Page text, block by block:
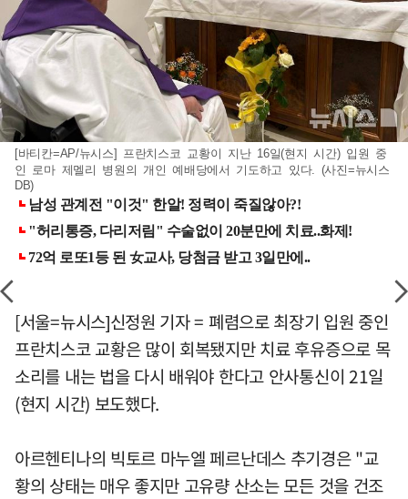
[바티칸=AP/뉴시스] 프란치스코 교황이 지난 16일(현지 시간) 입원 중
인 로마 제멜리 병원의 개인 예배당에서 기도하고 있다. (사진=뉴시스
DB)
[서울=뉴시스]신정원 기자 = 폐렴으로 최장기 입원 중인
프란치스코 교황은 많이 회복됐지만 치료 후유증으로 목
소리를 내는 법을 다시 배워야 한다고 안사통신이 21일
(현지 시간) 보도했다.
아르헨티나의 빅토르 마누엘 페르난데스 추기경은 "교
황의 상태는 매우 좋지만 고유량 산소는 모든 것을 건조